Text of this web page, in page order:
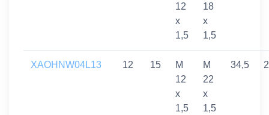
12
x
1,5
18
x
1,5
XAOHNW04L13 12 15
M
12
x
1,5
M
22
x
1,5
34,5